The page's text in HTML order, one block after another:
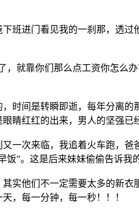
进门看见我的一刹那，透过
就靠你们那么点工资你怎么
间是转瞬即逝，每年分离的
睛红红的出来，男人的坚强已
次来临，我追着火车跑，爸
”。这是后来妹妹偷偷告诉我的
他们不一定需要太多的新衣
，每一分钟，每一秒！！！